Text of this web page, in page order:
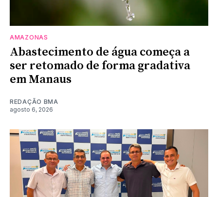
AMAZONAS
Abastecimento de água começa a
ser retomado de forma gradativa
em Manaus
REDAÇÃO BMA
agosto 6, 2026